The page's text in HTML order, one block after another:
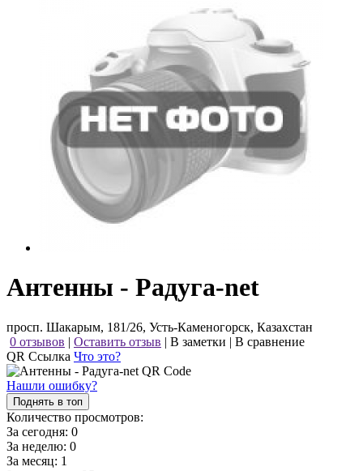
Антенны - Радуга-net
просп. Шакарым, 181/26, Усть-Каменогорск, Казахстан
0 отзывов | Оставить отзыв | В заметки | В сравнение
QR Ссылка Что это?
Нашли ошибку?
Поднять в топ
Количество просмотров:
За сегодня: 0
За неделю: 0
За месяц: 1